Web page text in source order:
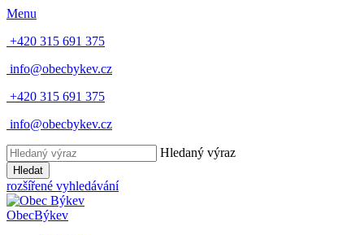
Menu
+420 315 691 375
info@obecbykev.cz
+420 315 691 375
info@obecbykev.cz
Hledaný výraz
Hledat
rozšířené vyhledávání
ObecBýkev